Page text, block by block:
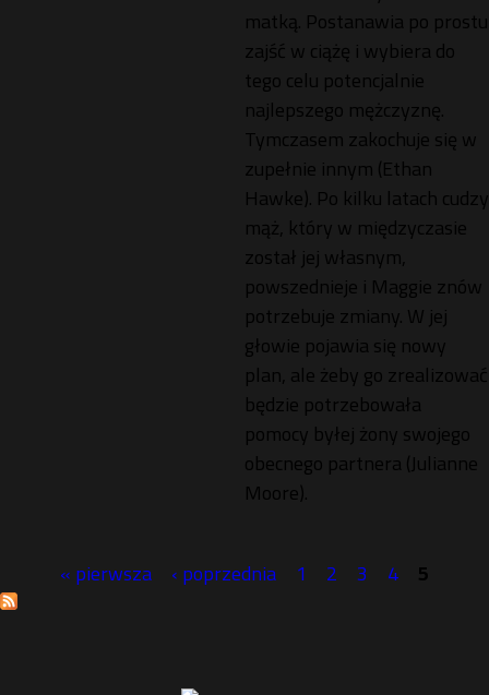
matką. Postanawia po prostu
zajść w ciążę i wybiera do
tego celu potencjalnie
najlepszego mężczyznę.
Tymczasem zakochuje się w
zupełnie innym (Ethan
Hawke). Po kilku latach cudzy
mąż, który w międzyczasie
został jej własnym,
powszednieje i Maggie znów
potrzebuje zmiany. W jej
głowie pojawia się nowy
plan, ale żeby go zrealizować
będzie potrzebowała
pomocy byłej żony swojego
obecnego partnera (Julianne
Moore).
S
« pierwsza ‹ poprzednia 1 2 3 4 5